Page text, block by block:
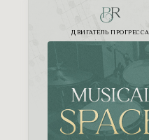
PR
ДВИГАТЕЛЬ ПРОГРЕССА